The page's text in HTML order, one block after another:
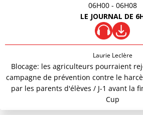
06H00 - 06H08
LE JOURNAL DE
Laurie Leclère
Blocage: les agriculteurs pourraient
campagne de prévention contre le
par les parents d'élèves / J-1 avant la
Cup